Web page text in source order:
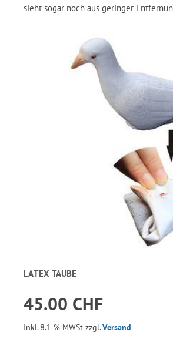
sieht sogar noch aus geringer
LATEX TAUBE
45.00 CHF
Inkl. 8.1 % MWSt zzgl.Versand